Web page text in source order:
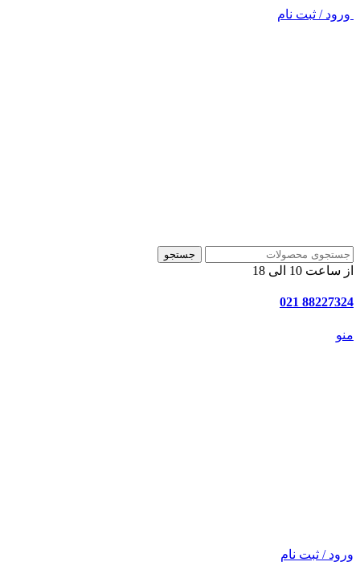
ورود / ثبت نام
جستجو
از ساعت 10 الی 18
88227324 021
منو
ورود / ثبت نام